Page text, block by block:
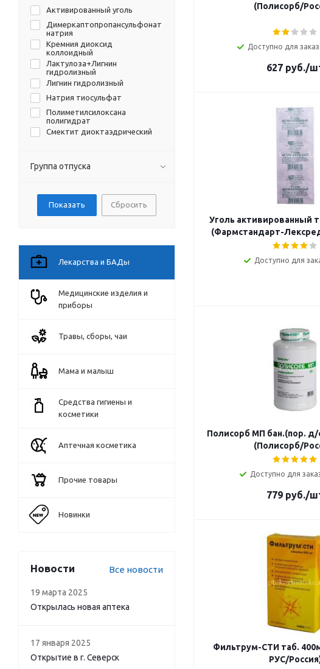
(Полисорб/
Доступно для
627руб./
Уголь активированный
(Фармстандарт-
Доступно для
Полисорб МП бан.(пор. д/
(Полисорб/
Доступно для
779руб./
Фильтрум-СТИ таб.
РУС/
Активированный уголь
Димеркаптопропансульфонат
натрия
Кремния диоксид
коллоидный
Лактулоза+Лигнин
гидролизный
Лигнин гидролизный
Натрия тиосульфат
Полиметилсилоксана
полигидрат
Смектит диоктаэдрический
Группа отпуска
Сбросить
Лекарства и БАДы
Медицинские изделия и
приборы
Травы, сборы, чаи
Мама и малыш
Средства гигиены и
косметики
Аптечная косметика
Прочие товары
Новинки
Новости Все новости
19 марта 2025
Открылась новая аптека
17 января 2025
Открытие в г. Северск